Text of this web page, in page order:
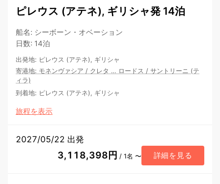
ピレウス (アテネ), ギリシャ発 14泊
船名: シーボーン・オベーション
日数: 14泊
出発地: ピレウス (アテネ), ギリシャ
寄港地: モネンヴァシア / クレタ … ロードス / サントリーニ (テ
ィラ)
到着地: ピレウス (アテネ), ギリシャ
旅程を表示
2027/05/22 出発
3,118,398円 / 1名 〜 詳細を見る